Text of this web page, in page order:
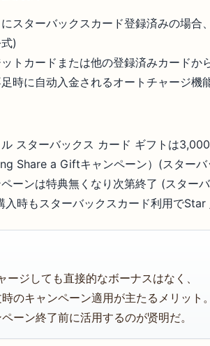
スターバックスカード登録済みの場
)
トカードまたは他の登録済みカードか
時に自动入金されるオートチャージ機
スターバックス カード ギフトは
Share a Giftキャンペーン）(スター
ーンは特典無くなり次第終了 (スター
入時もスターバックスカード利用で
ージしても直接的なボーナスはなく、
のキャンペーン適用が主たるメリット
ーン終了前に活用するのが贤明だ。